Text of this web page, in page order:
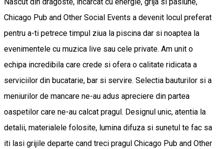
Nascut din dragoste, incarcat cu energie, grija si pasiune,
Chicago Pub and Other Social Events a devenit locul preferat
pentru a-ti petrece timpul ziua la piscina dar si noaptea la
evenimentele cu muzica live sau cele private. Am unit o
echipa incredibila care crede si ofera o calitate ridicata a
serviciilor din bucatarie, bar si servire. Selectia bauturilor si a
meniurilor de mancare ne-au adus apreciere din partea
oaspetilor care ne-au calcat pragul. Designul unic, atentia la
detalii, materialele folosite, lumina difuza si sunetul te fac sa
iti lasi grijile departe cand treci pragul Chicago Pub and Other